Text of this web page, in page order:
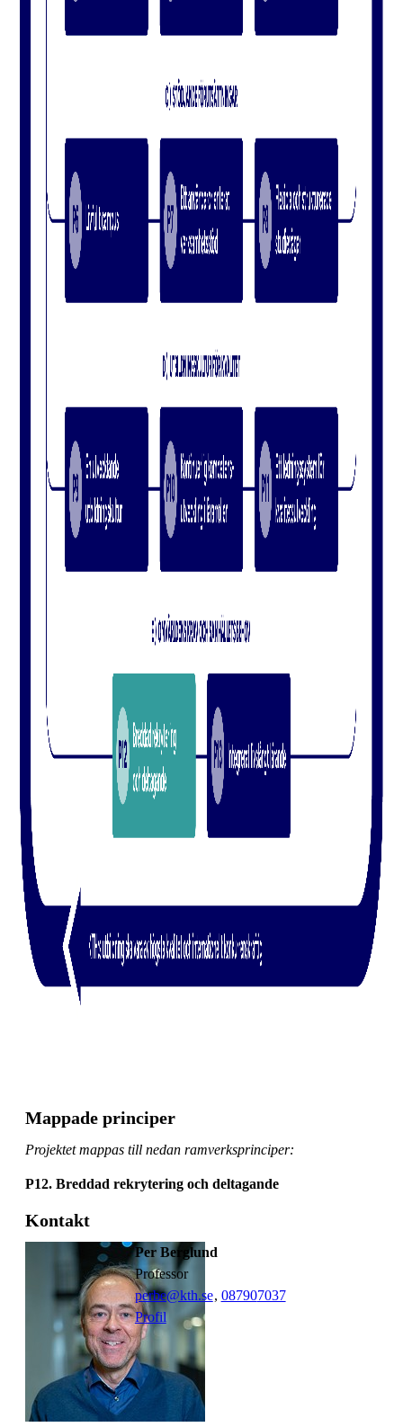
Mappade principer
Projektet mappas till nedan ramverksprinciper:
P12. Breddad rekrytering och deltagande
Kontakt
Per Berglund
professor
perbe@kth.se, 087907037
Profil